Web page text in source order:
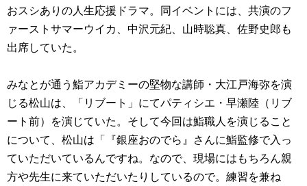
おスシありの人生応援ドラマ。同イベントには、共演のフ
ァーストサマーウイカ、中沢元紀、山時聡真、佐野史郎も
出席していた。
みなとが通う鮨アカデミーの堅物な講師・大江戸海弥を演
じる松山は、「リブート」にてパティシエ・早瀬陸（リブ
ート前）を演じていた。そして今回は鮨職人を演じること
について、松山は「『銀座おのでら』さんに鮨監修で入っ
ていただいているんですね。なので、現場にはもちろん親
方や先生に来ていただいたりしているので。練習を兼ね